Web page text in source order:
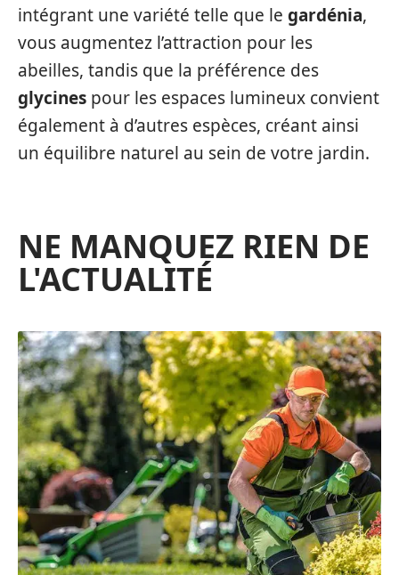
intégrant une variété telle que le gardénia,
vous augmentez l’attraction pour les
abeilles, tandis que la préférence des
glycines pour les espaces lumineux convient
également à d’autres espèces, créant ainsi
un équilibre naturel au sein de votre jardin.
NE MANQUEZ RIEN DE
L'ACTUALITÉ